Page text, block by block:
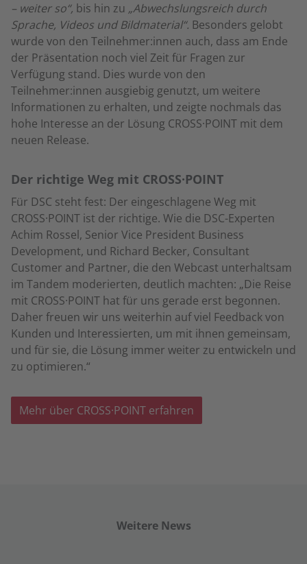
– weiter so“, bis hin zu „Abwechslungsreich durch
Sprache, Videos und Bildmaterial“. Besonders gelobt
wurde von den Teilnehmer:innen auch, dass am Ende
der Präsentation noch viel Zeit für Fragen zur
Verfügung stand. Dies wurde von den
Teilnehmer:innen ausgiebig genutzt, um weitere
Informationen zu erhalten, und zeigte nochmals das
hohe Interesse an der Lösung CROSS·POINT mit dem
neuen Release.
Der richtige Weg mit CROSS·POINT
Für DSC steht fest: Der eingeschlagene Weg mit
CROSS·POINT ist der richtige. Wie die DSC-Experten
Achim Rossel, Senior Vice President Business
Development, und Richard Becker, Consultant
Customer and Partner, die den Webcast unterhaltsam
im Tandem moderierten, deutlich machten: „Die Reise
mit CROSS·POINT hat für uns gerade erst begonnen.
Daher freuen wir uns weiterhin auf viel Feedback von
Kunden und Interessierten, um mit ihnen gemeinsam,
und für sie, die Lösung immer weiter zu entwickeln und
zu optimieren.“
Mehr über CROSS·POINT erfahren
Weitere News